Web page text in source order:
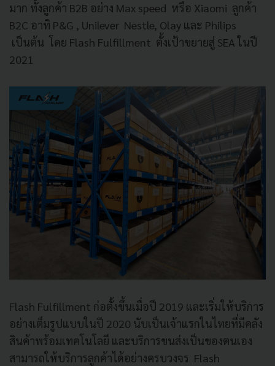
มาก ทั้งลูกค้า B2B อย่าง Max speed หรือ Xiaomi ลูกค้า
B2C อาทิ P&G , Unilever Nestle, Olay และ Philips
เป็นต้น โดย Flash Fulfillment ตั้งเป้าขยายสู่ SEA ในปี
2021
Flash Fulfillment ก่อตั้งขึ้นเมื่อปี 2019 และเริ่มให้บริการ
อย่างเต็มรูปแบบในปี 2020 นับเป็นเจ้าแรกในไทยที่มีคลัง
สินค้าพร้อมเทคโนโลยี และบริการขนส่งเป็นของตนเอง
สามารถให้บริการลูกค้าได้อย่างครบวงจร Flash